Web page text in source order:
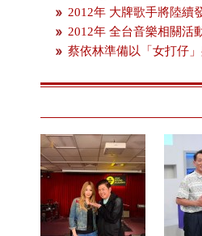
2012年 大牌歌手將陸續
2012年 全台音樂相關活
蔡依林準備以「女打仔